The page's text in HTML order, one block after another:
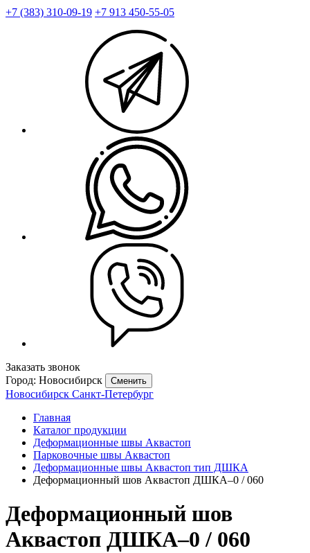
+7 (383) 310-09-19 +7 913 450-55-05
Заказать звонок
Город: Новосибирск
Сменить
Новосибирск Санкт-Петербург
Главная
Каталог продукции
Деформационные швы Аквастоп
Парковочные швы Аквастоп
Деформационные швы Аквастоп тип ДШКА
Деформационный шов Аквастоп ДШКА–0 / 060
Деформационный шов
Аквастоп ДШКА–0 / 060